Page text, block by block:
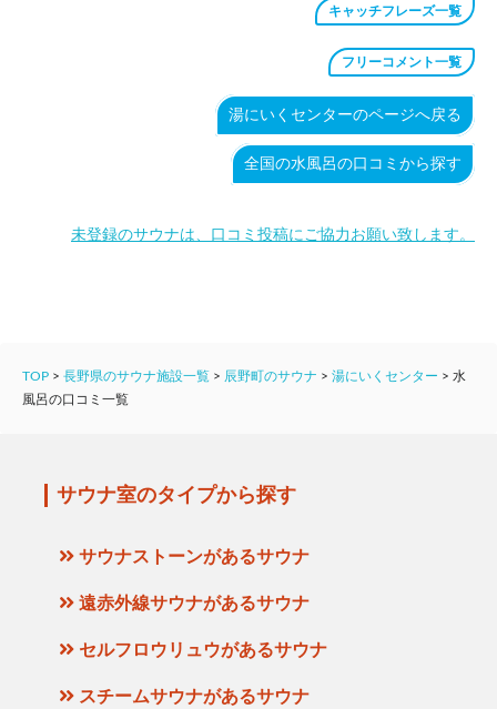
キャッチフレーズ一覧
フリーコメント一覧
湯にいくセンターのページへ戻る
全国の水風呂の口コミから探す
未登録のサウナは、口コミ投稿にご協力お願い致します。
TOP > 長野県のサウナ施設一覧 > 辰野町のサウナ > 湯にいくセンター > 水
風呂の口コミ一覧
サウナ室のタイプから探す
サウナストーンがあるサウナ
遠赤外線サウナがあるサウナ
セルフロウリュウがあるサウナ
スチームサウナがあるサウナ